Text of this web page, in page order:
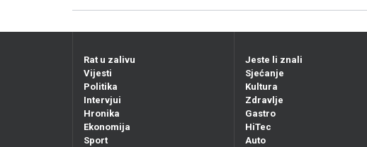
Rat u zalivu
Vijesti
Politika
Intervjui
Hronika
Ekonomija
Sport
Jeste li znali
Sjećanje
Kultura
Zdravlje
Gastro
HiTec
Auto